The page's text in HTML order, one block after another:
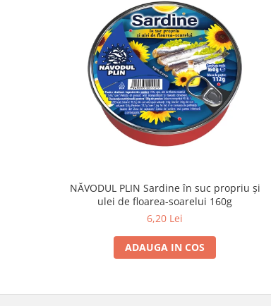
NĂVODUL PLIN Sardine în suc propriu și
ulei de floarea-soarelui 160g
6,20 Lei
ADAUGA IN COS